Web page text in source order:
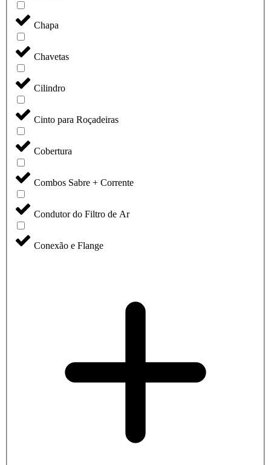
Chapa
Chavetas
Cilindro
Cinto para Roçadeiras
Cobertura
Combos Sabre + Corrente
Condutor do Filtro de Ar
Conexão e Flange